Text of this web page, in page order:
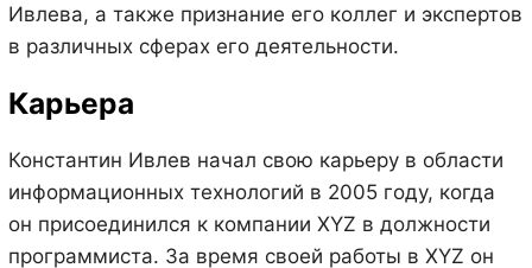
Ивлева, а также признание его коллег и экспертов
в различных сферах его деятельности.
Карьера
Константин Ивлев начал свою карьеру в области
информационных технологий в 2005 году, когда
он присоединился к компании XYZ в должности
программиста. За время своей работы в XYZ он